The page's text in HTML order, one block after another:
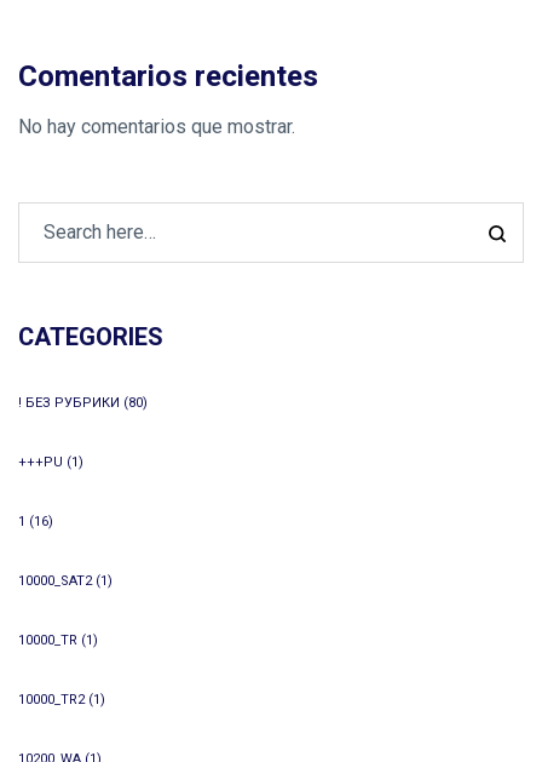
Comentarios recientes
No hay comentarios que mostrar.
CATEGORIES
! БЕЗ РУБРИКИ (80)
+++PU (1)
1 (16)
10000_SAT2(1)
10000_TR (1)
10000_TR2(1)